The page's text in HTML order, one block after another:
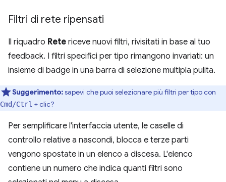
Filtri di rete ripensati
Il riquadro Rete riceve nuovi filtri, rivisitati in base al tuo
feedback. I filtri specifici per tipo rimangono invariati: un
insieme di badge in una barra di selezione multipla pulita.
Suggerimento:sapevi che puoi selezionare più filtri per tipo con
Cmd/Ctrl + clic?
Per semplificare l'interfaccia utente, le caselle di
controllo relative a nascondi, blocca e terze parti
vengono spostate in un elenco a discesa. L'elenco
contiene un numero che indica quanti filtri sono